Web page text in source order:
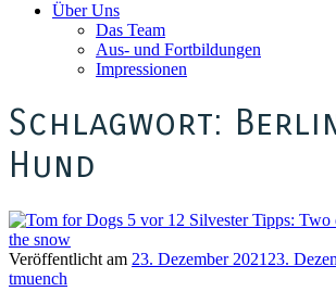
Über Uns
Das Team
Aus- und Fortbildungen
Impressionen
Schlagwort:
Hund
Veröffentlicht am 23. Dezember 2021 23.
tmuench